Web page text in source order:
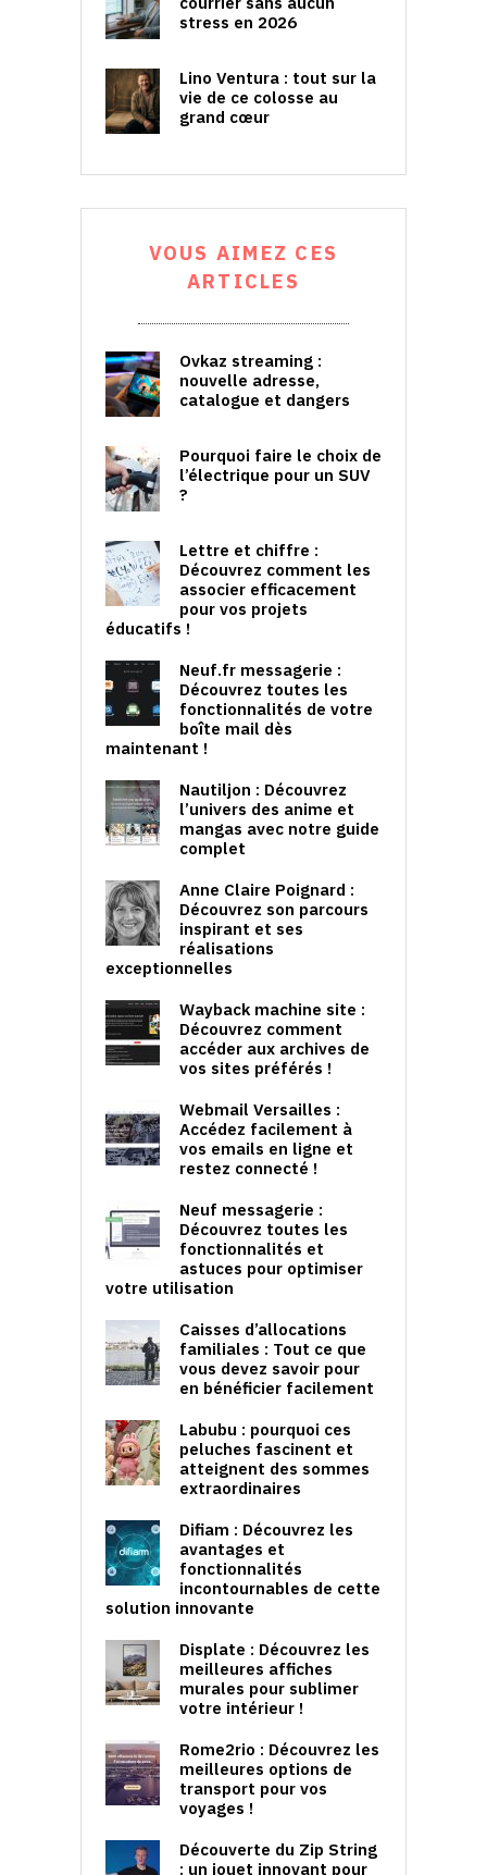
stress en 2026
Lino Ventura : tout sur la
vie de ce colosse au
grand cœur
VOUS AIMEZ CES
ARTICLES
Ovkaz streaming :
nouvelle adresse,
catalogue et dangers
Pourquoi faire le choix de
l’électrique pour un SUV
?
Lettre et chiffre :
Découvrez comment les
associer efficacement
pour vos projets
éducatifs !
Neuf.fr messagerie :
Découvrez toutes les
fonctionnalités de votre
boîte mail dès
maintenant !
Nautiljon : Découvrez
l’univers des anime et
mangas avec notre guide
complet
Anne Claire Poignard :
Découvrez son parcours
inspirant et ses
réalisations
exceptionnelles
Wayback machine site :
Découvrez comment
accéder aux archives de
vos sites préférés !
Webmail Versailles :
Accédez facilement à
vos emails en ligne et
restez connecté !
Neuf messagerie :
Découvrez toutes les
fonctionnalités et
astuces pour optimiser
votre utilisation
Caisses d’allocations
familiales : Tout ce que
vous devez savoir pour
en bénéficier facilement
Labubu : pourquoi ces
peluches fascinent et
atteignent des sommes
extraordinaires
Difiam : Découvrez les
avantages et
fonctionnalités
incontournables de cette
solution innovante
Displate : Découvrez les
meilleures affiches
murales pour sublimer
votre intérieur !
Rome2rio : Découvrez les
meilleures options de
transport pour vos
voyages !
Découverte du Zip String
: un jouet innovant pour